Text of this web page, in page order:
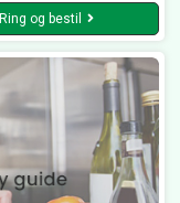
Ring og bestil